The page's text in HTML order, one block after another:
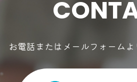
お電話またはメールフォームよ